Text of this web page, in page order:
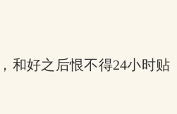
和好之后恨不得24小时贴